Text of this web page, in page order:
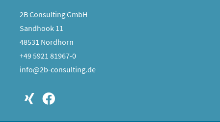
2B Consulting GmbH
Sandhook 11
48531 Nordhorn
+49 5921 81967-0
info@2b-consulting.de